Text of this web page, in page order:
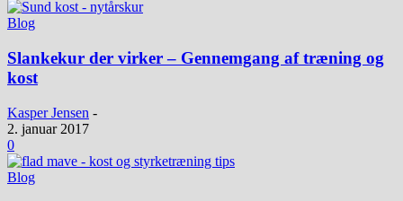
Blog
Slankekur der virker – Gennemgang af træning og
kost
Kasper Jensen -
2. januar 2017
0
Blog